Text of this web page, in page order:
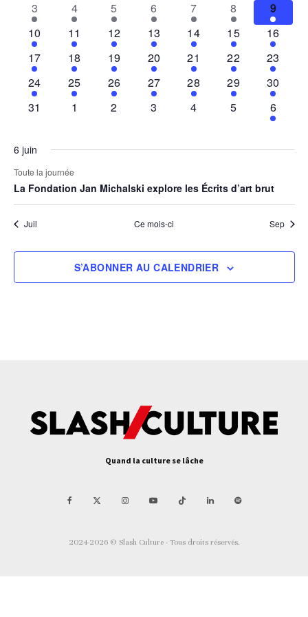
vues
1
évènement
3
1
évènement
4
1
évènement
5
1
évènement
6
1
évènement
7
1
évènement
8
1
9
1
évènement
10
1
évènement
11
1
évènement
12
1
évènement
13
1
évènement
14
1
évènement
15
1
16
1
évènement
17
1
évènement
18
1
évènement
19
1
évènement
20
1
évènement
21
1
évènement
22
1
23
1
évènement
24
1
évènement
25
1
évènement
26
1
évènement
27
1
évènement
28
1
évènement
29
1
30
0
31
0
1
0
2
0
3
0
4
0
évènements
5
1
6
6 juin
Toute la journée
La Fondation Jan Michalski explore les Écrits d’art brut
Juil Ce mois-ci Sep
S’ABONNER AU CALENDRIER
Quand la culture se lâche
2024-2026 © Slash Culture - Tous droits réservés.